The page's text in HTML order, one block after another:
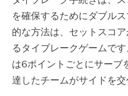
を確保するためにダブル
的な方法は、セットスコ
るタイブレークゲームで
は6ポイントごとにサーブ
達したチームがサイドを交